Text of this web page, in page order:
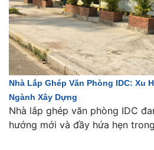
Nhà Lắp Ghép Văn Phòng IDC: Xu
Ngành Xây Dựng
Nhà lắp ghép văn phòng IDC
hướng mới và đầy hứa hẹn